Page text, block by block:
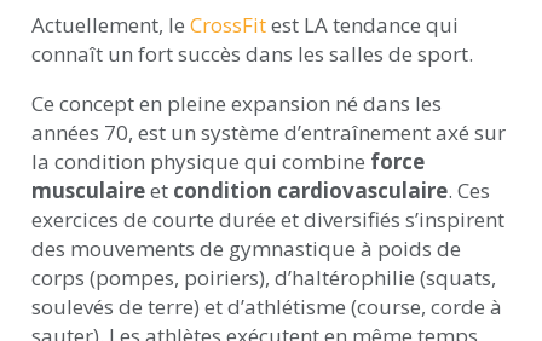
Actuellement, le CrossFitest LA tendance qui
connaît un fort succès dans les salles de sport.
Ce concept en pleine expansion né dans les
années 70, est un système d’entraînement axé sur
la condition physique qui combine force
musculaireet condition cardiovasculaire. Ces
exercices de courte durée et diversifiés s’inspirent
des mouvements de gymnastique à poids de
corps (pompes, poiriers), d’haltérophilie (squats,
soulevés de terre) et d’athlétisme (course, corde à
sauter). Les athlètes exécutent en même temps